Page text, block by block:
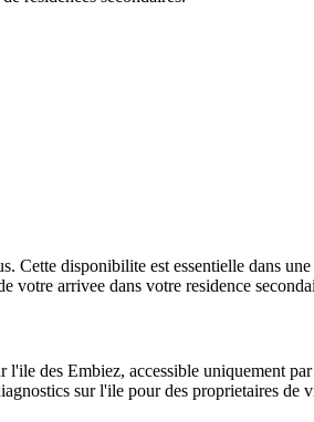
disponibilite est essentielle dans
votre arrivee dans votre residence
des Embiez, accessible uniquement
sur l'ile pour des proprietaires de